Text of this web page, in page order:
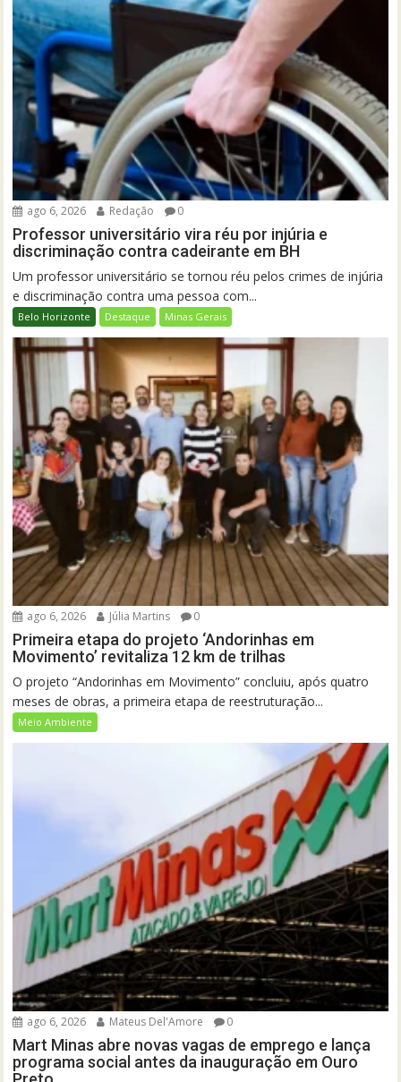
ago 6, 2026 Redação 0
Professor universitário vira réu por injúria e
discriminação contra cadeirante em BH
Um professor universitário se tornou réu pelos crimes de injúria
e discriminação contra uma pessoa com...
Belo Horizonte Destaque Minas Gerais
ago 6, 2026 Júlia Martins 0
Primeira etapa do projeto ‘Andorinhas em
Movimento’ revitaliza 12 km de trilhas
O projeto “Andorinhas em Movimento” concluiu, após quatro
meses de obras, a primeira etapa de reestruturação...
Meio Ambiente
ago 6, 2026 Mateus Del'Amore 0
Mart Minas abre novas vagas de emprego e lança
programa social antes da inauguração em Ouro